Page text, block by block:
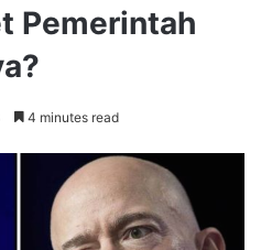
Pemerintah
4 minutes read